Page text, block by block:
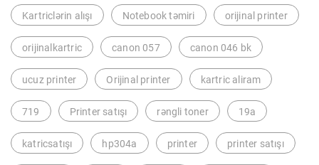
Kartriclərin alışı Notebook təmiri orijinal printer
orijinalkartric canon 057 canon 046 bk
ucuz printer Orijinal printer kartric aliram
719 Printer satışı rəngli toner 19a
katricsatışı hp304a printer printer satışı